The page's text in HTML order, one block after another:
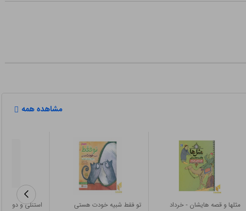
مشاهده همه
مثلها و قصه هایشان - خرداد تو فقط شبیه خودت هستی استنلی و